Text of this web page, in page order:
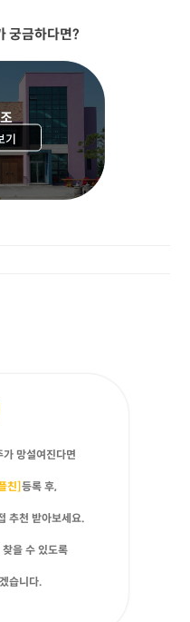
궁금하다면?
기
망설여진다면
친] 등록 후,
추천 받아보세요.
을 수 있도록
습니다.